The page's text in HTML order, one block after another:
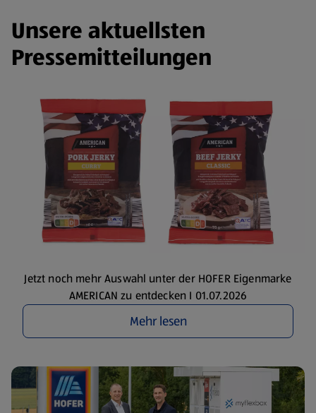
Unsere aktuellsten
Pressemitteilungen
Jetzt noch mehr Auswahl unter der HOFER Eigenmarke
AMERICAN zu entdecken I 01.07.2026
Mehr lesen